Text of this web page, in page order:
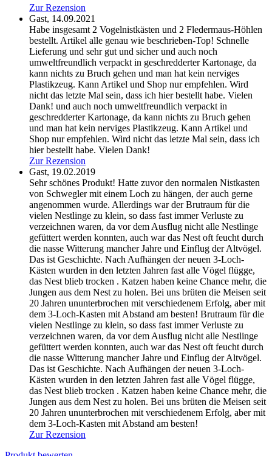
Zur Rezension
Gast, 14.09.2021
Habe insgesamt 2 Vogelnistkästen und 2 Fledermaus-Höhlen
bestellt. Artikel alle genau wie beschrieben-Top! Schnelle
Lieferung und sehr gut und sicher und auch noch
umweltfreundlich verpackt in geschredderter Kartonage, da
kann nichts zu Bruch gehen und man hat kein nerviges
Plastikzeug. Kann Artikel und Shop nur empfehlen. Wird
nicht das letzte Mal sein, dass ich hier bestellt habe. Vielen
Dank! und auch noch umweltfreundlich verpackt in
geschredderter Kartonage, da kann nichts zu Bruch gehen
und man hat kein nerviges Plastikzeug. Kann Artikel und
Shop nur empfehlen. Wird nicht das letzte Mal sein, dass ich
hier bestellt habe. Vielen Dank!
Zur Rezension
Gast, 19.02.2019
Sehr schönes Produkt! Hatte zuvor den normalen Nistkasten
von Schwegler mit einem Loch zu hängen, der auch gerne
angenommen wurde. Allerdings war der Brutraum für die
vielen Nestlinge zu klein, so dass fast immer Verluste zu
verzeichnen waren, da vor dem Ausflug nicht alle Nestlinge
gefüttert werden konnten, auch war das Nest oft feucht durch
die nasse Witterung mancher Jahre und Einflug der Altvögel.
Das ist Geschichte. Nach Aufhängen der neuen 3-Loch-
Kästen wurden in den letzten Jahren fast alle Vögel flügge,
das Nest blieb trocken . Katzen haben keine Chance mehr, die
Jungen aus dem Nest zu holen. Bei uns brüten die Meisen seit
20 Jahren ununterbrochen mit verschiedenem Erfolg, aber mit
dem 3-Loch-Kasten mit Abstand am besten! Brutraum für die
vielen Nestlinge zu klein, so dass fast immer Verluste zu
verzeichnen waren, da vor dem Ausflug nicht alle Nestlinge
gefüttert werden konnten, auch war das Nest oft feucht durch
die nasse Witterung mancher Jahre und Einflug der Altvögel.
Das ist Geschichte. Nach Aufhängen der neuen 3-Loch-
Kästen wurden in den letzten Jahren fast alle Vögel flügge,
das Nest blieb trocken . Katzen haben keine Chance mehr, die
Jungen aus dem Nest zu holen. Bei uns brüten die Meisen seit
20 Jahren ununterbrochen mit verschiedenem Erfolg, aber mit
dem 3-Loch-Kasten mit Abstand am besten!
Zur Rezension